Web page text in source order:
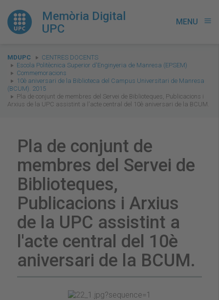
Memòria Digital
UPC
MENU menu
You
are
here:
MDUPC
CENTRES DOCENTS
Escola Politècnica Superior d'Enginyeria de Manresa (EPSEM)
Commemoracions
10è aniversari de la Biblioteca del Campus Universitari de Manresa
(BCUM). 2015
Pla de conjunt de membres del Servei de Biblioteques, Publicacions i
Arxius de la UPC assistint a l'acte central del 10è aniversari de la BCUM.
Pla de conjunt de
membres del Servei de
Biblioteques,
Publicacions i Arxius
de la UPC assistint a
l'acte central del 10è
aniversari de la BCUM.